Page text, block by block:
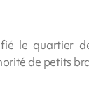
le quartier
de petits